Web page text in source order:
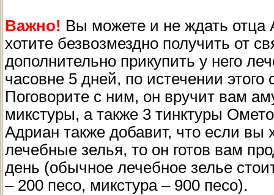
Важно! Вы можете и не ждать
хотите безвозмездно получить от
дополнительно прикупить у него
часовне 5 дней, по истечении
Поговорите с ним, он вручит вам
микстуры, а также 3 тинктуры
Адриан также добавит, что если вы
лечебные зелья, то он готов вам
день (обычное лечебное зелье
– 200 песо, микстура – 900 песо).